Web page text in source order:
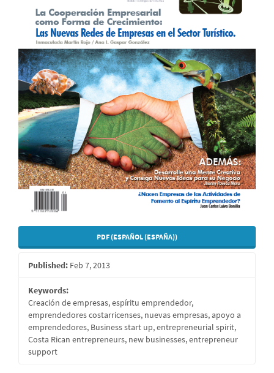
PDF (ESPAÑOL (ESPAÑA))
Published: Feb 7, 2013
Keywords:
Creación de empresas, espíritu emprendedor,
emprendedores costarricenses, nuevas empresas, apoyo a
emprendedores, Business start up, entrepreneurial spirit,
Costa Rican entrepreneurs, new businesses, entrepreneur
support